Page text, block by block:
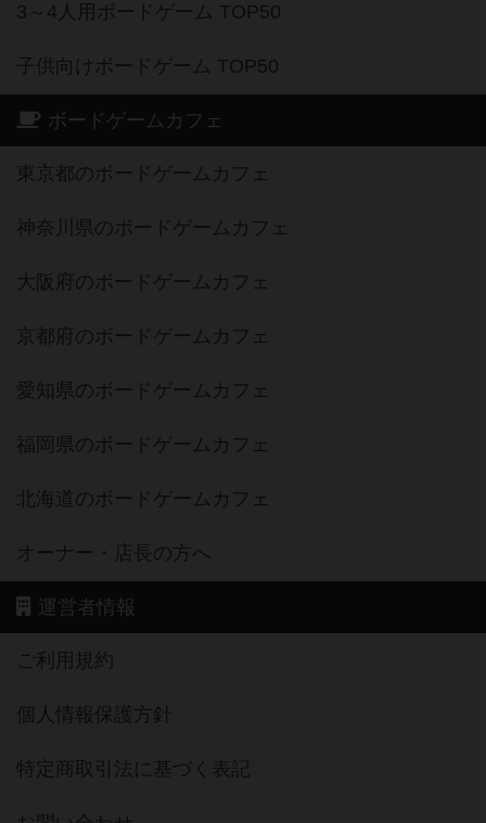
3～4人用ボードゲーム TOP50
子供向けボードゲーム TOP50
ボードゲームカフェ
東京都のボードゲームカフェ
神奈川県のボードゲームカフェ
大阪府のボードゲームカフェ
京都府のボードゲームカフェ
愛知県のボードゲームカフェ
福岡県のボードゲームカフェ
北海道のボードゲームカフェ
オーナー・店長の方へ
運営者情報
ご利用規約
個人情報保護方針
特定商取引法に基づく表記